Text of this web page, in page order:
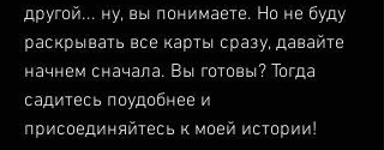
другой... ну, вы понимаете. Но не буду
раскрывать все карты сразу, давайте
начнем сначала. Вы готовы? Тогда
садитесь поудобнее и
присоединяйтесь к моей истории!